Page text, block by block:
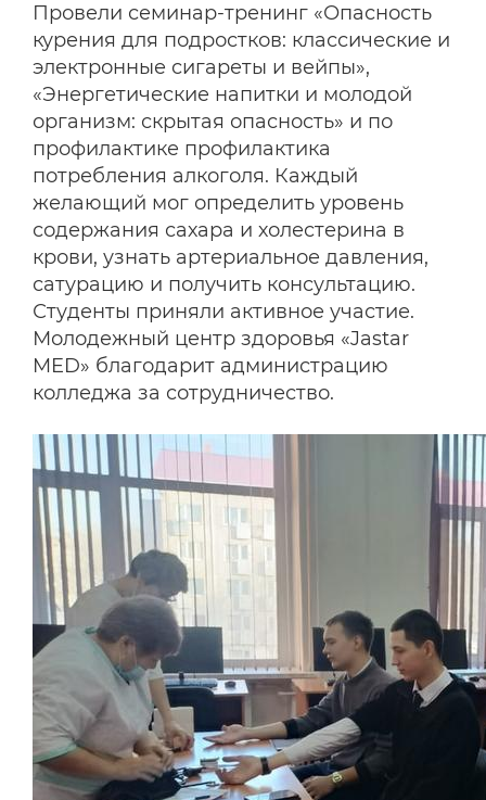
Провели семинар-тренинг «Опасность
курения для подростков: классические и
электронные сигареты и вейпы»,
«Энергетические напитки и молодой
организм: скрытая опасность» и по
профилактике профилактика
потребления алкоголя. Каждый
желающий мог определить уровень
содержания сахара и холестерина в
крови, узнать артериальное давления,
сатурацию и получить консультацию.
Студенты приняли активное участие.
Молодежный центр здоровья «Jastar
MED» благодарит администрацию
колледжа за сотрудничество.